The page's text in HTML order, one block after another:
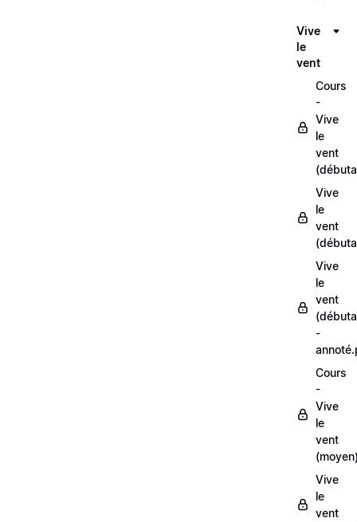
Vive
le
vent
Cours
-
Vive
le
vent
Vive
le
vent
Vive
le
vent
-
Cours
-
Vive
le
vent
Vive
le
vent